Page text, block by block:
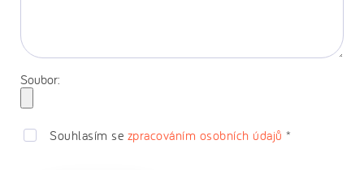
Soubor:
Souhlasím se zpracováním osobních údajů *